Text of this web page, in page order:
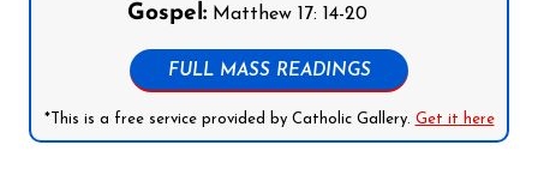
Gospel:Matthew 17: 14-20
FULL MASS READINGS
*This is a free service provided by Catholic Gallery. Get it here